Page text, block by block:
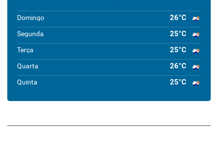
Domingo 26°C
Segunda 25°C
Terça 25°C
Quarta 26°C
Quinta 25°C